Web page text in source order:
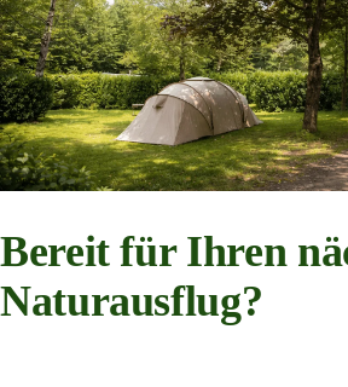
Bereit für Ihren
Naturausflug?